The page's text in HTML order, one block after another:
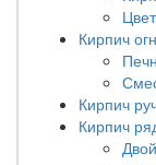
Кирпич
Кирпич
Кирпич